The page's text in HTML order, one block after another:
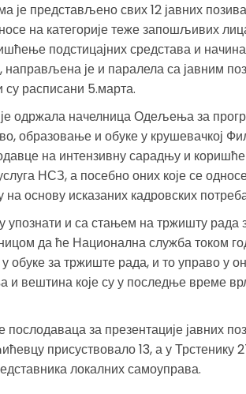
је представљено свих 12 јавних
на категорије теже запошљивих
подстицајних средстава и
је и паралела са јавним
су расписани 5.марта.
је одржала начелница Одељења за
образовање и обуке у крушевачкој
на интензивну сарадњу и
НСЗ, а посебно оних које се
основу исказаних кадровских
упознати и са стањем на тржишту рада
да ће Национална служба током
обуке за тржиште рада, и то управо у
и вештина које су у последње време
за презентације јавних
присуствовало 13, а у Трстенику
локалних самоуправа.